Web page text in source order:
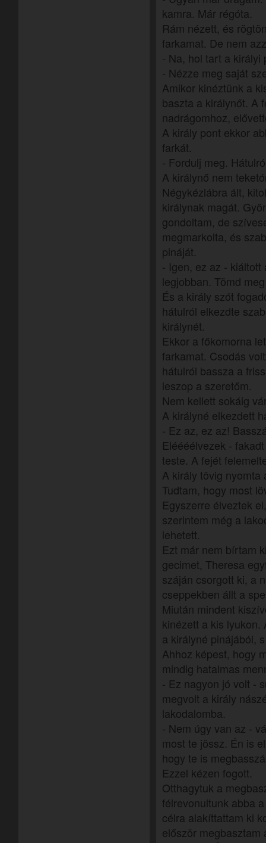
kamra. Már régóta.
Rám nézett, és
farkamat. De nem
- Na, hol tart a királyi
- Nézze meg saját
Amikor kinéztünk a
baszta a királynőt. A
nadrágomhoz,
A király pont ekkor
farkát.
- Fordulj meg.
A királynő nem
Négykézlábra ált,
királynak magát.
gondoltam, de
megmarkolta, és
pináját.
- Igen, ez az -
legjobban. Tömd
És a király szót
hátulról elkezdte
királynét.
Ekkor a főkomorna
farkamat. Csodás
hátulról bassza a
leszop a szeretőm.
Nem kellett sokáig
A királyné elkezdett
- Ez az, ez az!
Eléééélvezek -
teste. A fejét
A király tövig
Tudtam, hogy most
Egyszerre élveztek
szerintem még a
lehetett.
Ezt már nem bírtam
gecimet, Theresa
száján csorgott ki, a
cseppekben állt a
Miután mindent
kinézett a kis
a királyné pinájából,
Ahhoz képest, hogy
mindig hatalmas
- Ez nagyon jó volt -
megvolt a király
lakodalomba.
- Nem úgy van az -
most te jössz. Én is
hogy te is
Ezzel kézen fogott.
Otthagytuk a
félrevonultunk abba
célra alakíttattam ki
először megbasztam